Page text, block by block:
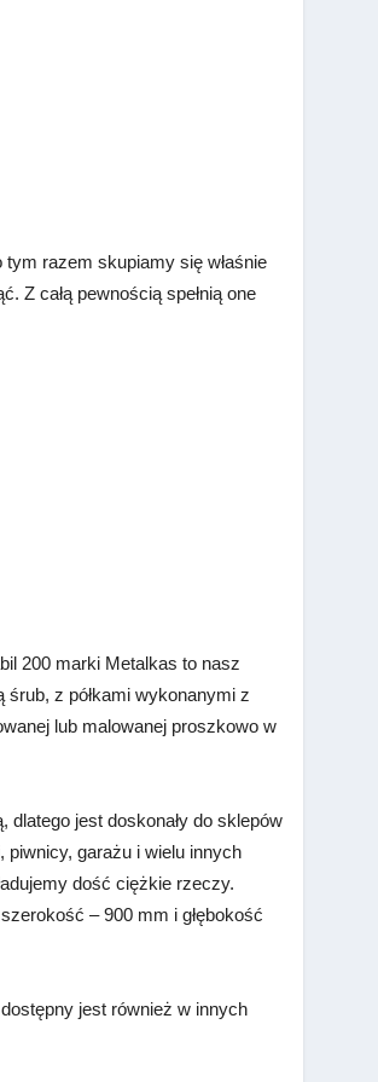
tym razem skupiamy się właśnie
Z całą pewnością spełnią one
200 marki Metalkas to nasz
z półkami wykonanymi z
lub malowanej proszkowo w
dlatego jest doskonały do sklepów
piwnicy, garażu i wielu innych
dość ciężkie rzeczy.
– 900 mm i głębokość
jest również w innych